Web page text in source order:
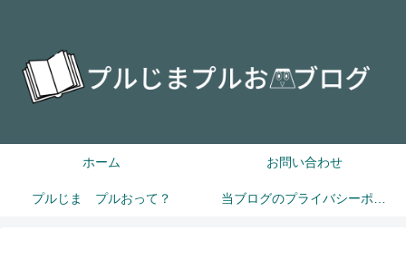
ホーム お問い合わせ
プルじま プルおって？